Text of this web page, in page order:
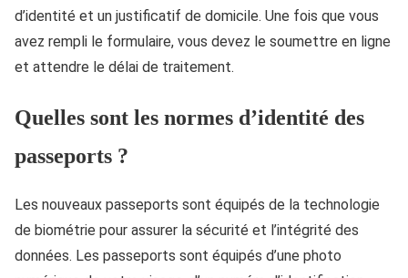
d’identité et un justificatif de domicile. Une fois que vous
avez rempli le formulaire, vous devez le soumettre en ligne
et attendre le délai de traitement.
Quelles sont les normes d’identité des
passeports ?
Les nouveaux passeports sont équipés de la technologie
de biométrie pour assurer la sécurité et l’intégrité des
données. Les passeports sont équipés d’une photo